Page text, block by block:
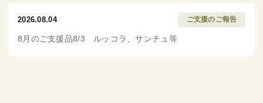
2026.08.04 ご支援のご報告
8月のご支援品8/3 ルッコラ、サンチュ等